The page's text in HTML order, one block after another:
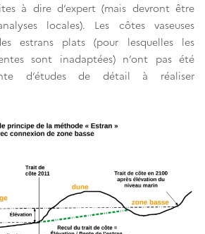
à dire d’expert (mais devront être
locales). Les côtes vaseuses
estrans plats (pour lesquelles les
sont inadaptées) n’ont pas été
d’études de détail à réaliser